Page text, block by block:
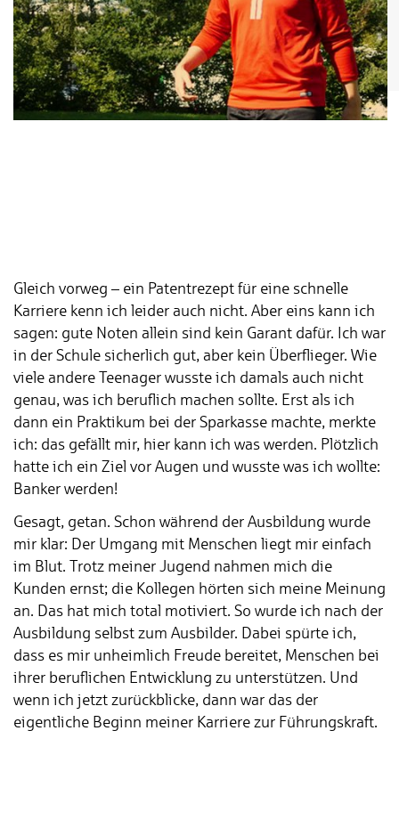
Gleich vorweg – ein Patentrezept für eine schnelle
Karriere kenn ich leider auch nicht. Aber eins kann ich
sagen: gute Noten allein sind kein Garant dafür. Ich war
in der Schule sicherlich gut, aber kein Überflieger. Wie
viele andere Teenager wusste ich damals auch nicht
genau, was ich beruflich machen sollte. Erst als ich
dann ein Praktikum bei der Sparkasse machte, merkte
ich: das gefällt mir, hier kann ich was werden. Plötzlich
hatte ich ein Ziel vor Augen und wusste was ich wollte:
Banker werden!
Gesagt, getan. Schon während der Ausbildung wurde
mir klar: Der Umgang mit Menschen liegt mir einfach
im Blut. Trotz meiner Jugend nahmen mich die
Kunden ernst; die Kollegen hörten sich meine Meinung
an. Das hat mich total motiviert. So wurde ich nach der
Ausbildung selbst zum Ausbilder. Dabei spürte ich,
dass es mir unheimlich Freude bereitet, Menschen bei
ihrer beruflichen Entwicklung zu unterstützen. Und
wenn ich jetzt zurückblicke, dann war das der
eigentliche Beginn meiner Karriere zur Führungskraft.